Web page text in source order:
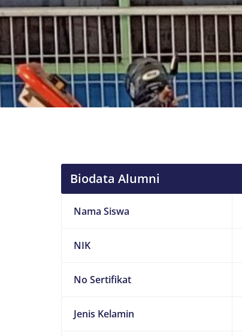
Biodata Alumni
Nama Siswa
NIK
No Sertifikat
Jenis Kelamin